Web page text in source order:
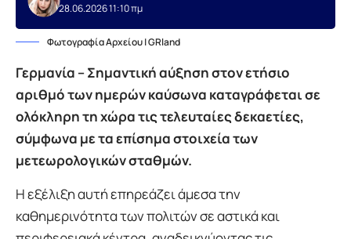
28.06.2026 11:10 πμ
Φωτογραφία Αρχείου | GRland
Γερμανία – Σημαντική αύξηση στον ετήσιο
αριθμό των ημερών καύσωνα καταγράφεται σε
ολόκληρη τη χώρα τις τελευταίες δεκαετίες,
σύμφωνα με τα επίσημα στοιχεία των
μετεωρολογικών σταθμών.
Η εξέλιξη αυτή επηρεάζει άμεσα την
καθημερινότητα των πολιτών σε αστικά και